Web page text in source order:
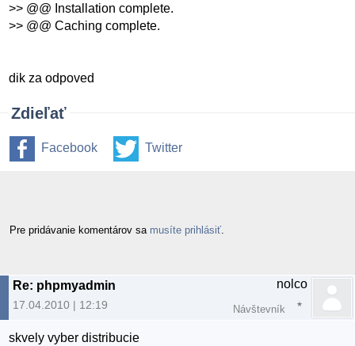
>> @@ Installation complete.
>> @@ Caching complete.
dik za odpoved
Zdieľať
Facebook Twitter
Pre pridávanie komentárov sa musíte prihlásiť
Re: phpmyadmin
17.04.2010 | 12:19
nolco
Návštevník
skvely vyber distribucie